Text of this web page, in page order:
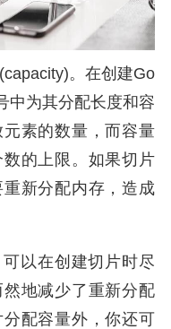
。在创建Go
中为其分配长度和容
素的数量，而容量
的上限。如果切片
新分配内存，造成
以在创建切片时尽
地减少了重新分配
配容量外，你还可